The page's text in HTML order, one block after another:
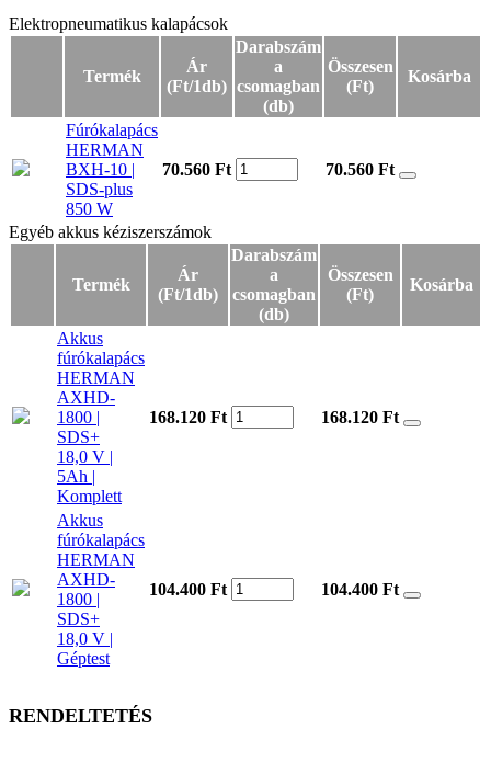
Elektropneumatikus kalapácsok
Elektropneumatikus kalapácsok
Termék
Ár
(Ft/1db)
Darabszám
a
csomagban
(db)
Összesen
(Ft)
Kosárba
Fúrókalapács
HERMAN
BXH-10 |
SDS-plus
850 W
70.560 Ft 70.560 Ft
Egyéb akkus kéziszerszámok
Egyéb akkus kéziszerszámok
Termék
Ár
(Ft/1db)
Darabszám
a
csomagban
(db)
Összesen
(Ft)
Kosárba
Akkus
fúrókalapács
HERMAN
AXHD-
1800 |
SDS+
18,0 V |
5Ah |
Komplett
168.120 Ft 168.120 Ft
Akkus
fúrókalapács
HERMAN
AXHD-
1800 |
SDS+
18,0 V |
Géptest
104.400 Ft 104.400 Ft
RENDELTETÉS